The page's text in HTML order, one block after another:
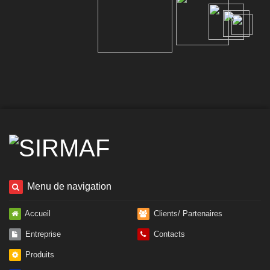
Menu de navigation
Accueil
Entreprise
Produits
Clients/ Partenaires
Contacts